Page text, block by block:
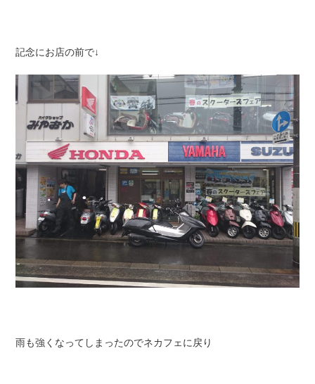
記念にお店の前で↓
雨も強くなってしまったのでネカフェに戻り